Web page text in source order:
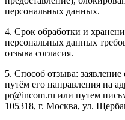
персональных данных.
4. Срок обработки и
персональных данных
отзыва согласия.
5. Способ отзыва:
путём его направления на
pr@incom.ru или путем
105318, г. Москва, ул.